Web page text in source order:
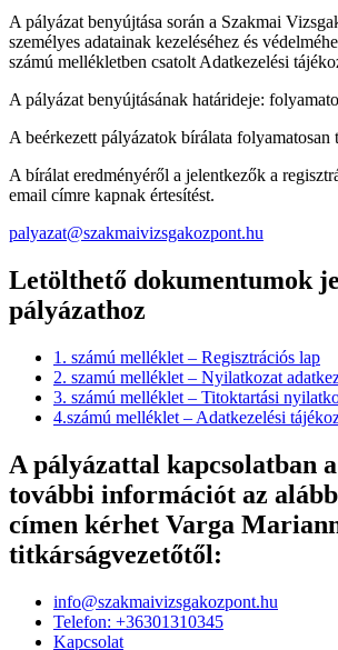
A pályázat benyújtása során a Szakmai
személyes adatainak kezeléséhez és
számú mellékletben csatolt Adatkezelési
A pályázat benyújtásának határideje:
A beérkezett pályázatok bírálata folyamatosan
A bírálat eredményéről a jelentkezők a
email címre kapnak értesítést.
palyazat@szakmaivizsgakozpont.hu
Letölthető dokumentumok
pályázathoz
1. számú melléklet – Regisztrációs lap
2. szamú melléklet – Nyilatkozat
3. számú melléklet – Titoktartási
4.számú melléklet – Adatkezelési
A pályázattal kapcsolatban
további információt az
címen kérhet Varga
titkárságvezetőtől:
info@szakmaivizsgakozpont.hu
Telefon: +36301310345
Kapcsolat